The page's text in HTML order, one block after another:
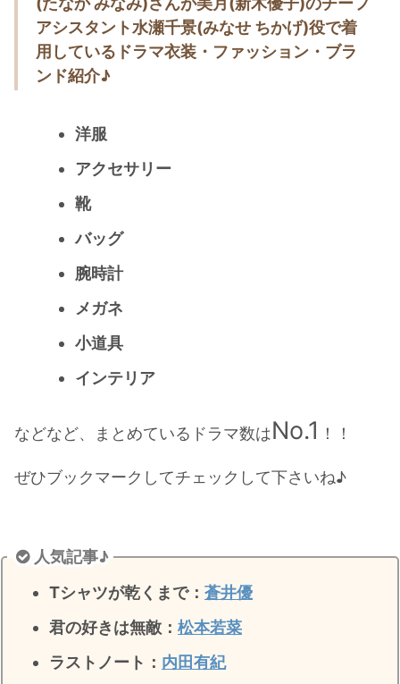
深田恭子
芳根京子
北川景子
目黒蓮
京本大我
松村北斗
赤楚衛二
木村拓哉（キムタク）
玉森裕太
岡田将生
・平野紫耀
・松下洸平
女子アナ衣装
アシスタント水瀬千景(みなせ ちかげ)役で着
用しているドラマ衣装・ファッション・ブラ
ンド紹介♪
洋服
アクセサリー
靴
バッグ
腕時計
メガネ
小道具
インテリア
などなど、まとめているドラマ数はNo.1 ！！
ぜひブックマーク してチェックして下さいね♪
人気記事♪
Tシャツが乾くまで： 蒼井優
君の好きは無敵 ： 松本若菜
ラストノート ： 内田有紀